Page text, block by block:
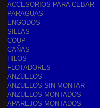
ACCESORIOS PARA CEBAR
PARAGUAS
ENGODOS
SILLAS
COUP
CAÑAS
HILOS
FLOTADORES
ANZUELOS
ANZUELOS SIN MONTAR
ANZUELOS MONTADOS
APAREJOS MONTADOS